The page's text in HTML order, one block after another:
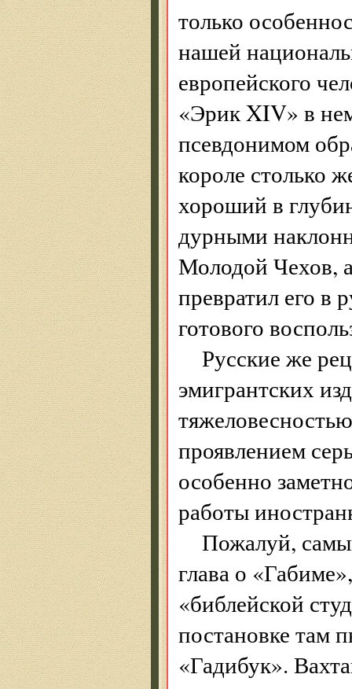
только
нашей
европейского
«Эрик XIV» в
псевдонимом
короле столько
хороший в
дурными
Молодой Чехов,
превратил его в
готового
Русские же
эмигрантских
проявлением
особенно
работы
Пожалуй,
глава о
«библейской
постановке там
«Гадибук».